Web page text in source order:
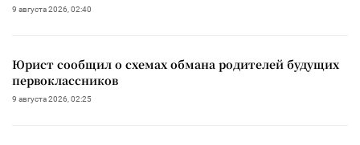
9 августа 2026, 02:40
Юрист сообщил о схемах обмана родителей будущих
первоклассников
9 августа 2026, 02:25